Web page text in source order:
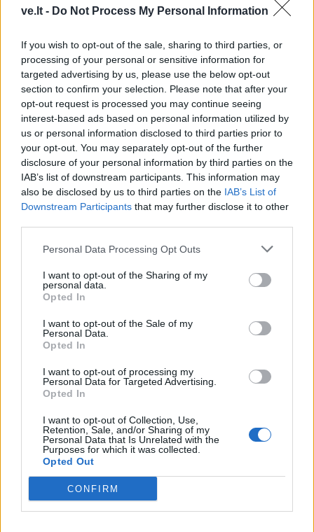
ve.lt - Do Not Process My Personal Information
If you wish to opt-out of the sale, sharing to third parties, or
processing of your personal or sensitive information for
targeted advertising by us, please use the below opt-out
section to confirm your selection. Please note that after your
opt-out request is processed you may continue seeing
interest-based ads based on personal information utilized by
us or personal information disclosed to third parties prior to
your opt-out. You may separately opt-out of the further
disclosure of your personal information by third parties on the
IAB’s list of downstream participants. This information may
also be disclosed by us to third parties on the IAB’s List of
Downstream Participants that may further disclose it to other
Personal Data Processing Opt Outs
I want to opt-out of the Sharing of my
personal data.
Opted In
I want to opt-out of the Sale of my
Personal Data.
Opted In
I want to opt-out of processing my
Personal Data for Targeted Advertising.
Opted In
I want to opt-out of Collection, Use,
Retention, Sale, and/or Sharing of my
Personal Data that Is Unrelated with the
Purposes for which it was collected.
Opted Out
CONFIRM
TAIP PAT SKAITYKITE
Sportas
Savaitgalį Klaipėdoje -
virs penkiose skirtingose
miesto vietose
Sportas
Rimas Kurtinaitis
rinktinės kandidatus:
Sportas
Į Palangą atkeliavo
žiemos paralimpinių
žaidynių paroda
Sportas
Jaunieji paraatletai